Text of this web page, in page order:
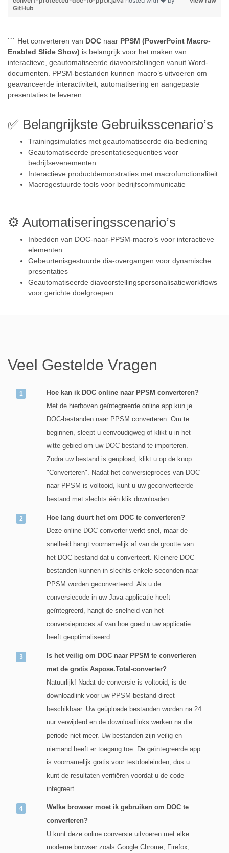
GitHub
``` Het converteren van DOC naar PPSM (PowerPoint Macro-
Enabled Slide Show) is belangrijk voor het maken van
interactieve, geautomatiseerde diavoorstellingen vanuit Word-
documenten. PPSM-bestanden kunnen macro’s uitvoeren om
geavanceerde interactiviteit, automatisering en aangepaste
presentaties te leveren.
✅ Belangrijkste Gebruiksscenario’s
Trainingsimulaties met geautomatiseerde dia-bediening
Geautomatiseerde presentatiesequenties voor
bedrijfsevenementen
Interactieve productdemonstraties met macrofunctionaliteit
Macrogestuurde tools voor bedrijfscommunicatie
⚙️ Automatiseringsscenario’s
Inbedden van DOC-naar-PPSM-macro’s voor interactieve
elementen
Gebeurtenisgestuurde dia-overgangen voor dynamische
presentaties
Geautomatiseerde diavoorstellingspersonalisatieworkflows
voor gerichte doelgroepen
Veel Gestelde Vragen
Hoe kan ik DOC online naar PPSM converteren?
Met de hierboven geïntegreerde online app kun je
DOC-bestanden naar PPSM converteren. Om te
beginnen, sleept u eenvoudigweg of klikt u in het
witte gebied om uw DOC-bestand te importeren.
Zodra uw bestand is geüpload, klikt u op de knop
"Converteren". Nadat het conversieproces van DOC
naar PPSM is voltooid, kunt u uw geconverteerde
bestand met slechts één klik downloaden.
Hoe lang duurt het om DOC te converteren?
Deze online DOC-converter werkt snel, maar de
snelheid hangt voornamelijk af van de grootte van
het DOC-bestand dat u converteert. Kleinere DOC-
bestanden kunnen in slechts enkele seconden naar
PPSM worden geconverteerd. Als u de
conversiecode in uw Java-applicatie heeft
geïntegreerd, hangt de snelheid van het
conversieproces af van hoe goed u uw applicatie
heeft geoptimaliseerd.
Is het veilig om DOC naar PPSM te converteren
met de gratis Aspose.Total-converter?
Natuurlijk! Nadat de conversie is voltooid, is de
downloadlink voor uw PPSM-bestand direct
beschikbaar. Uw geüploade bestanden worden na 24
uur verwijderd en de downloadlinks werken na die
periode niet meer. Uw bestanden zijn veilig en
niemand heeft er toegang toe. De geïntegreerde app
is voornamelijk gratis voor testdoeleinden, dus u
kunt de resultaten verifiëren voordat u de code
integreert.
Welke browser moet ik gebruiken om DOC te
converteren?
U kunt deze online conversie uitvoeren met elke
moderne browser zoals Google Chrome, Firefox,